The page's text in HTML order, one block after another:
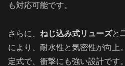
も対応可能です。
さらに、 ねじ込み式リューズと
により、耐水性と気密性が向上
定式で、衝撃にも強い設計です。